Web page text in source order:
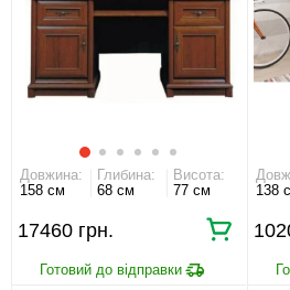
Довжина:
158 см
Глибина:
68 см
Висота:
77 см
17460
138